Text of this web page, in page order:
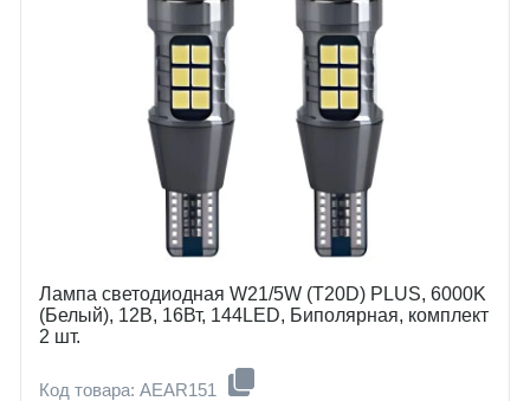
Лампа светодиодная W21/5W (T20D) PLUS, 6000K
(Белый), 12В, 16Вт, 144LED, Биполярная, комплект
2 шт.
Код товара: AEAR151